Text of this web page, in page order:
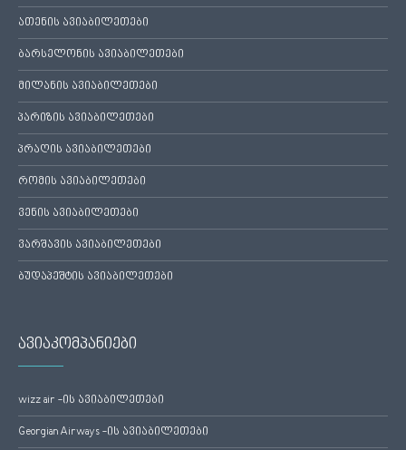
ათენის ავიაბილეთები
ბარსელონის ავიაბილეთები
მილანის ავიაბილეთები
პარიზის ავიაბილეთები
პრაღის ავიაბილეთები
რომის ავიაბილეთები
ვენის ავიაბილეთები
ვარშავის ავიაბილეთები
ბუდაპეშტის ავიაბილეთები
ავიაკომპანიები
wizz air -ის ავიაბილეთები
Georgian Airways -ის ავიაბილეთები